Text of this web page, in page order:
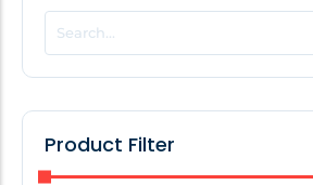
POPULAR THIS WEEK
No Posts Found!
Product Filter